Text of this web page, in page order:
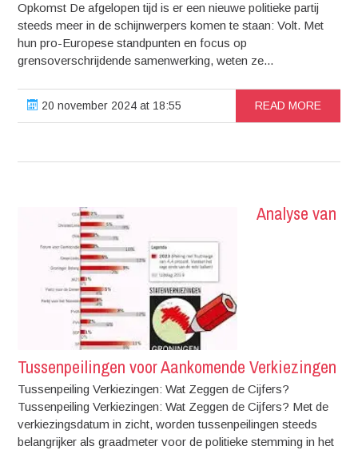
Opkomst De afgelopen tijd is er een nieuwe politieke partij
steeds meer in de schijnwerpers komen te staan: Volt. Met
hun pro-Europese standpunten en focus op
grensoverschrijdende samenwerking, weten ze...
20 november 2024 at 18:55 READ MORE
Analyse van
Tussenpeilingen voor Aankomende Verkiezingen
Tussenpeiling Verkiezingen: Wat Zeggen de Cijfers?
Tussenpeiling Verkiezingen: Wat Zeggen de Cijfers? Met de
verkiezingsdatum in zicht, worden tussenpeilingen steeds
belangrijker als graadmeter voor de politieke stemming in het